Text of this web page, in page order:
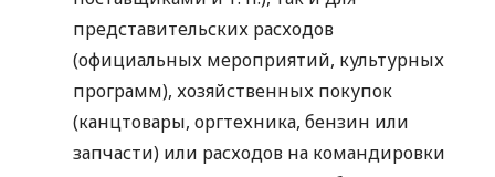
представительских расходов
(официальных мероприятий, культурных
программ), хозяйственных покупок
(канцтовары, оргтехника, бензин или
запчасти) или расходов на командировки